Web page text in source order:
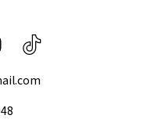
https://www.youtube.com/
navlnetrendu5284